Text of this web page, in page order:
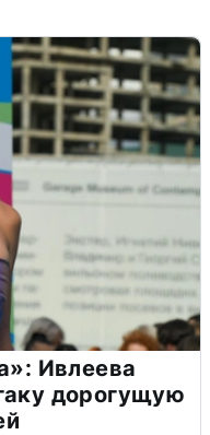
Ивлеева
дорогущую